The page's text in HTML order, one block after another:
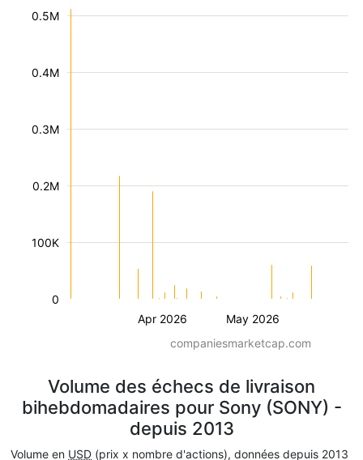
Apr 2026 May 2026
100K
0.2M
0.3M
0.4M
0.5M
0
companiesmarketcap.com
Volume des échecs de livraison
bihebdomadaires pour Sony (SONY) -
depuis 2013
Volume en USD (prix x nombre d'actions), données depuis 2013